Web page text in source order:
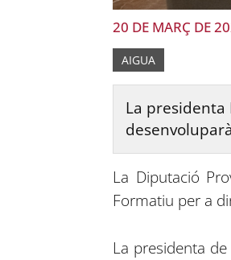
20 DE MARÇ DE
AIGUA
La
La Diputació
Formatiu per a
La presidenta